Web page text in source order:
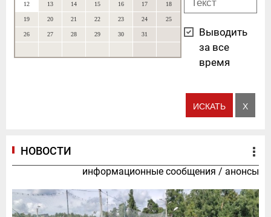
12 13 14 15 16 17 18
19 20 21 22 23 24 25
26 27 28 29 30 31
Выводить
за все
время
НОВОСТИ
информационные сообщения / анонсы